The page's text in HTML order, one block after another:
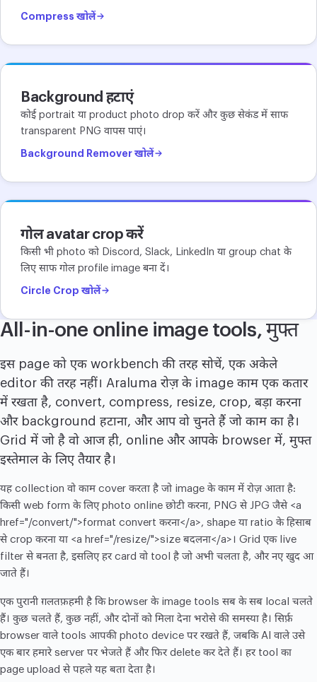
Compress खोलें
Background हटाएं
कोई portrait या product photo drop करें और कुछ सेकंड में साफ
transparent PNG वापस पाएं।
Background Remover खोलें
गोल avatar crop करें
किसी भी photo को Discord, Slack, LinkedIn या group chat के
लिए साफ गोल profile image बना दें।
Circle Crop खोलें
All-in-one online image tools, मुफ्त
इस page को एक workbench की तरह सोचें, एक अकेले
editor की तरह नहीं। Araluma रोज़ के image काम एक कतार
में रखता है, convert, compress, resize, crop, बड़ा करना
और background हटाना, और आप वो चुनते हैं जो काम का है।
Grid में जो है वो आज ही, online और आपके browser में, मुफ्त
इस्तेमाल के लिए तैयार है।
यह collection वो काम cover करता है जो image के काम में रोज़ आता है:
किसी web form के लिए photo online छोटी करना, PNG से JPG जैसे <a
href="/convert/">format convert करना</a>, shape या ratio के हिसाब
से crop करना या <a href="/resize/">size बदलना</a>। Grid एक live
filter से बनता है, इसलिए हर card वो tool है जो अभी चलता है, और नए खुद आ
जाते हैं।
एक पुरानी ग़लतफ़हमी है कि browser के image tools सब के सब local चलते
हैं। कुछ चलते हैं, कुछ नहीं, और दोनों को मिला देना भरोसे की समस्या है। सिर्फ़
browser वाले tools आपकी photo device पर रखते हैं, जबकि AI वाले उसे
एक बार हमारे server पर भेजते हैं और फिर delete कर देते हैं। हर tool का
page upload से पहले यह बता देता है।